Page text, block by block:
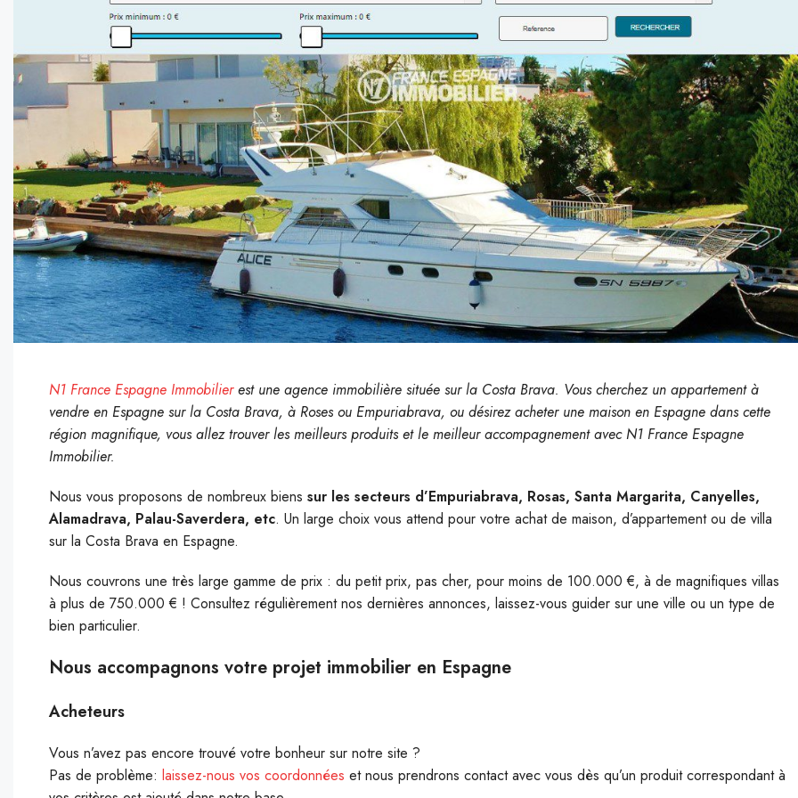
N1 France Espagne Immobilierest une agence immobilière située sur la Costa Brava. Vous cherchez un appartement à
vendre en Espagne sur la Costa Brava, à Roses ou Empuriabrava, ou désirez acheter une maison en Espagne dans cette
région magnifique, vous allez trouver les meilleurs produits et le meilleur accompagnement avec N1 France Espagne
Immobilier.
Nous vous proposons de nombreux biens sur les secteurs d’Empuriabrava, Rosas, Santa Margarita, Canyelles,
Alamadrava, Palau-Saverdera, etc. Un large choix vous attend pour votre achat de maison, d’appartement ou de villa
sur la Costa Brava en Espagne.
Nous couvrons une très large gamme de prix : du petit prix, pas cher, pour moins de 100.000 €, à de magnifiques villas
à plus de 750.000 € ! Consultez régulièrement nos dernières annonces, laissez-vous guider sur une ville ou un type de
bien particulier.
Nous accompagnons votre projet immobilier en Espagne
Acheteurs
Vous n’avez pas encore trouvé votre bonheur sur notre site ?
Pas de problème: laissez-nous vos coordonnées et nous prendrons contact avec vous dès qu’un produit correspondant à